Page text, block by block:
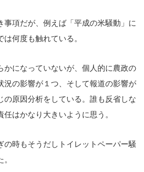
事項だが、例えば「平成の米騒動」に
何度も触れている。
かになっていないが、個人的に農政の
況の影響が１つ、そして報道の影響が
の原因分析をしている。誰も反省しな
任はかなり大きいように思う。
の時もそうだしトイレットペーパー騒